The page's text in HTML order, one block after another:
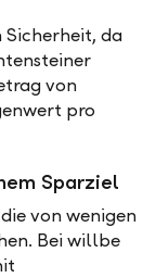
Sicherheit, da
von
pro
Sparziel
von wenigen
Bei willbe